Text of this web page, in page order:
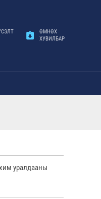
ӨМНӨХ
ХУВИЛБАР
уралдааны